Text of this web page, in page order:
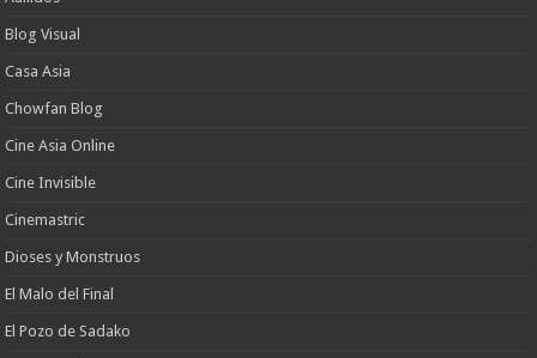
Blog Visual
Casa Asia
Chowfan Blog
Cine Asia Online
Cine Invisible
Cinemastric
Dioses y Monstruos
El Malo del Final
El Pozo de Sadako